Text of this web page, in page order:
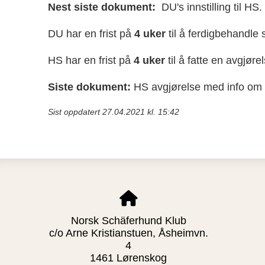
Nest siste dokument: DU's innstilling til HS.
DU har en frist på 4 ukertil å ferdigbehandle
HS har en frist på 4 uker til å fatte en
Siste dokument: HS avgjørelse med info
Sist oppdatert 27.04.2021 kl. 15:42
Norsk Schäferhund Klub
c/o Arne Kristianstuen, Åsheimvn.
4
1461 Lørenskog